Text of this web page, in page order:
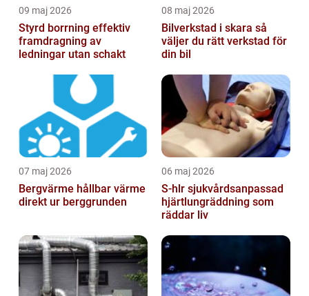
09 maj 2026
Styrd borrning effektiv
framdragning av
ledningar utan schakt
08 maj 2026
Bilverkstad i skara så
väljer du rätt verkstad för
din bil
07 maj 2026
Bergvärme hållbar värme
direkt ur berggrunden
06 maj 2026
S-hlr sjukvårdsanpassad
hjärtlungräddning som
räddar liv